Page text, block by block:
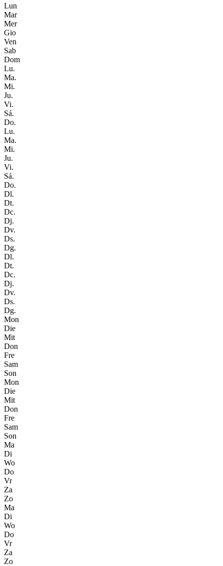
Lun
Mar
Mer
Gio
Ven
Sab
Dom
Lu.
Ma.
Mi.
Ju.
Vi.
Sá.
Do.
Lu.
Ma.
Mi.
Ju.
Vi.
Sá.
Do.
Dl.
Dt.
Dc.
Dj.
Dv.
Ds.
Dg.
Dl.
Dt.
Dc.
Dj.
Dv.
Ds.
Dg.
Mon
Die
Mit
Don
Fre
Sam
Son
Mon
Die
Mit
Don
Fre
Sam
Son
Ma
Di
Wo
Do
Vr
Za
Zo
Ma
Di
Wo
Do
Vr
Za
Zo